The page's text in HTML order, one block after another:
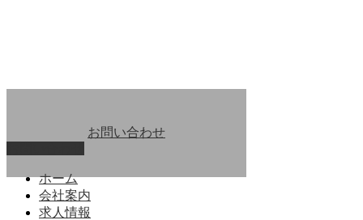
お問い合わせ
ホーム
会社案内
求人情報